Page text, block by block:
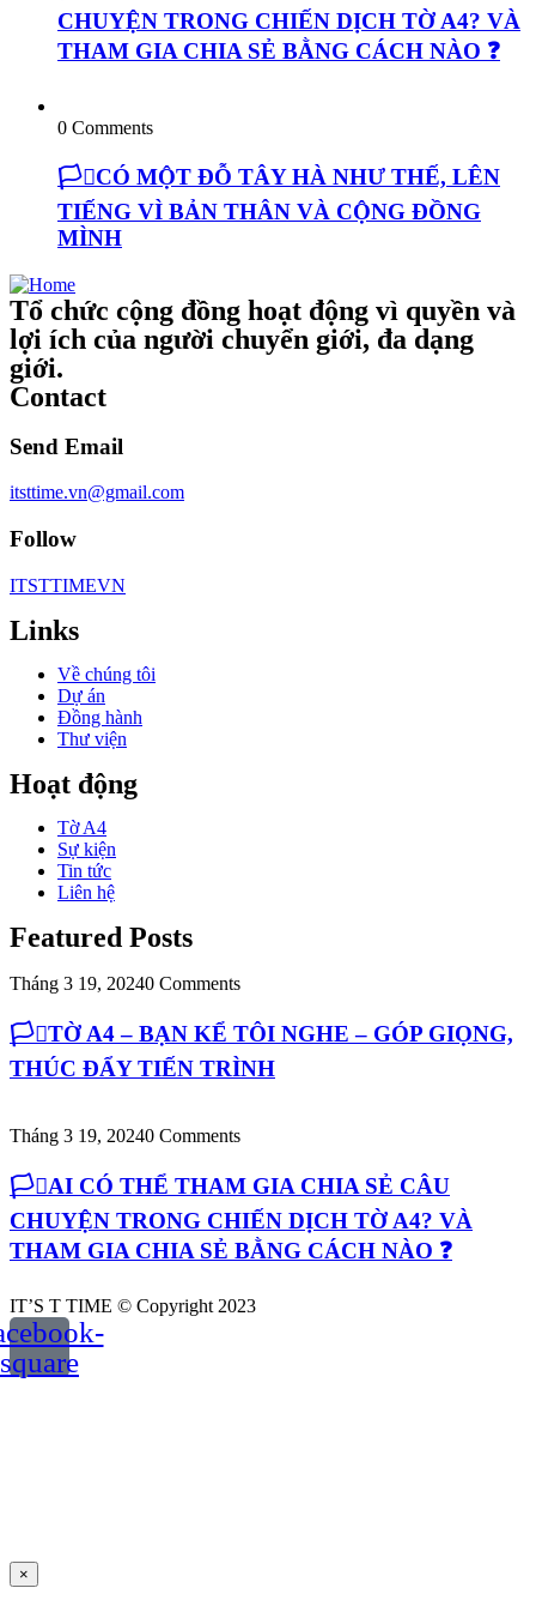
CHUYỆN TRONG CHIẾN DỊCH TỜ A4? VÀ
THAM GIA CHIA SẺ BẰNG CÁCH NÀO ❓
0 Comments
🏳️‍⚧️CÓ MỘT ĐỖ TÂY HÀ NHƯ THẾ, LÊN
TIẾNG VÌ BẢN THÂN VÀ CỘNG ĐỒNG
MÌNH
Tổ chức cộng đồng hoạt động vì quyền và
lợi ích của người chuyển giới, đa dạng
giới.
Contact
Send Email
itsttime.vn@gmail.com
Follow
ITSTTIMEVN
Links
Về chúng tôi
Dự án
Đồng hành
Thư viện
Hoạt động
Tờ A4
Sự kiện
Tin tức
Liên hệ
Featured Posts
Tháng 3 19, 20240 Comments
🏳️‍⚧️TỜ A4 – BẠN KỂ TÔI NGHE – GÓP GIỌNG,
THÚC ĐẨY TIẾN TRÌNH
Tháng 3 19, 20240 Comments
🏳️‍⚧️AI CÓ THỂ THAM GIA CHIA SẺ CÂU
CHUYỆN TRONG CHIẾN DỊCH TỜ A4? VÀ
THAM GIA CHIA SẺ BẰNG CÁCH NÀO ❓
IT’S T TIME © Copyright 2023
square
×